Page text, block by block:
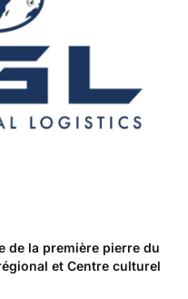
de la première pierre du
et Centre culturel